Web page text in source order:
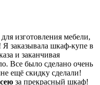
изготовления мебели,
заказывала шкаф-купе в
и заканчивая
Все было сделано очень
ещё скидку сделали!
за прекрасный шкаф!